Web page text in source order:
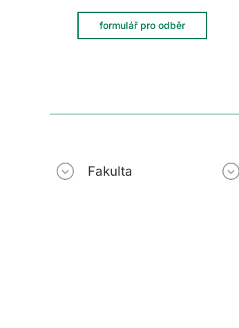
formulář pro odběr
Fakulta